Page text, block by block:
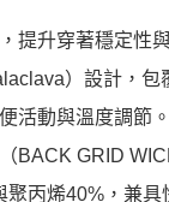
提升穿著穩定性
）設計，包
活動與溫度調節。
BACK GRID
丙烯40%，兼具